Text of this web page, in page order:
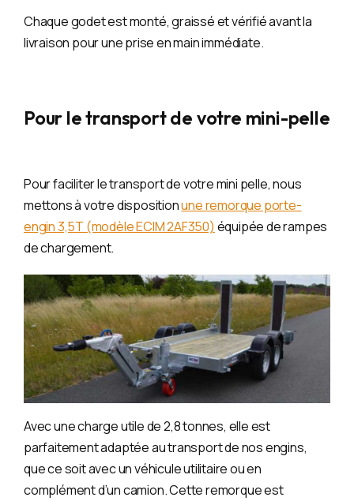
Chaque godet est monté, graissé et vérifié avant la
livraison pour une prise en main immédiate.
Pour le transport de votre mini-pelle
Pour faciliter le transport de votre mini pelle, nous
mettons à votre dispositionune remorque porte-
engin 3,5T (modèle ECIM 2AF350) équipée de rampes
de chargement.
Avec une charge utile de 2,8 tonnes, elle est
parfaitement adaptée au transport de nos engins,
que ce soit avec un véhicule utilitaire ou en
complément d’un camion. Cette remorque est